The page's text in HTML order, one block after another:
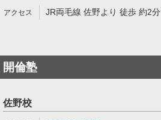
JR両毛線 佐野より 徒歩 約2分
開倫塾
佐野校